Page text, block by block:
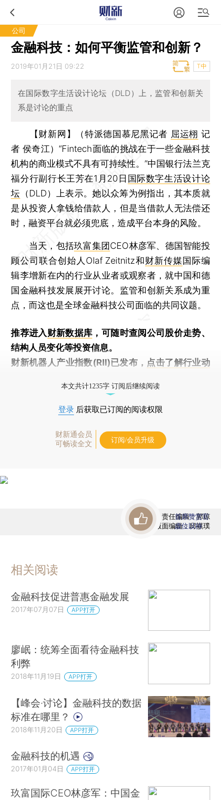
公司
金融科技：如何平衡监管和创新？
2019年01月21日 09:22 T中
在国际数字生活设计论坛（DLD）上，监管和创新关
系是讨论的重点
【财新网】（特派德国慕尼黑记者 屈运栩 记
者 侯奇江）“Fintech面临的挑战在于一些金融科技
机构的商业模式不具有可持续性。”中国银行法兰克
福分行副行长王芳在1月20日 国际数字生活设计论
坛 （DLD）上表示。她以众筹为例指出，其本质就
是从投资人拿钱给借款人，但是当借款人无法偿还
时，融资平台就必须兜底，造成平台本身的风险。
当天，包括玖富集团CEO林彦军、德国智能投
顾公司联合创始人Olaf Zeitnitz和财新传媒国际编
辑李增新在内的行业从业者或观察者，就中国和德
国金融科技发展展开讨论。监管和创新关系成为重
点，而这也是全球金融科技公司面临的共同议题。
推荐进入财新数据库 ，可随时查阅公司股价走势、
结构人员变化等投资信息。
财新机器人产业指数(RII)已发布， 点击了解行业动
本文共计1235字 订阅后继续阅读
登录 后获取已订阅的阅读权限
财新通会员
可畅读全文
订阅/会员升级
责任编辑：郭琼
版面编辑：邱祺璞
首席赞赏官
虚位以待
相关阅读
金融科技促进普惠金融发展
2017年07月07日 APP打开
廖岷：统筹全面看待金融科技
利弊
2018年11月19日 APP打开
【峰会·讨论】金融科技的数据
标准在哪里？
2018年11月20日 APP打开
金融科技的机遇
2017年01月04日 APP打开
玖富国际CEO林彦军：中国金